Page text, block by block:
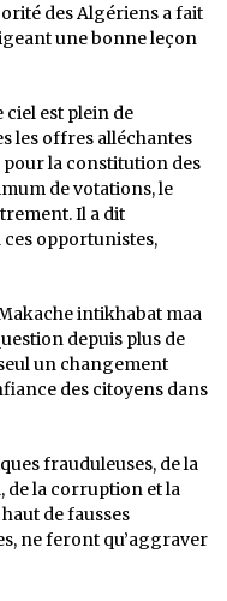
des Algériens a fait
une bonne leçon
ciel est plein de
les offres alléchantes
la constitution des
de votations, le
Il a dit
opportunistes,
intikhabat maa
depuis plus de
un changement
des citoyens dans
frauduleuses, de la
la corruption et la
de fausses
ne feront qu’aggraver